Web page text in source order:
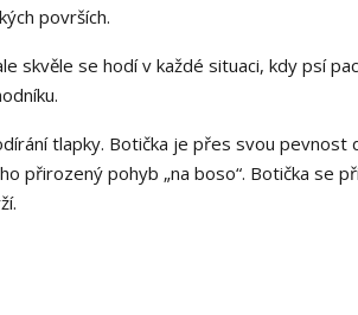
površích.
skvěle se hodí v každé situaci, kdy psí
tlapky. Botička je přes svou pevnost
přirozený pohyb „na boso“. Botička se